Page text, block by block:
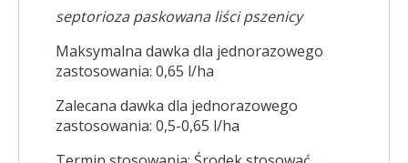
septorioza paskowana liści pszenicy
Maksymalna dawka dla jednorazowego
zastosowania: 0,65 l/ha
Zalecana dawka dla jednorazowego
zastosowania: 0,5-0,65 l/ha